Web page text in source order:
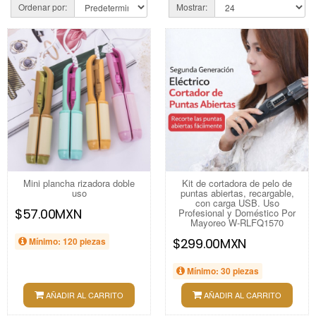
Ordenar por: Mostrar:
Mini plancha rizadora doble
uso
$57.00MXN
Mínimo: 120 piezas
AÑADIR AL CARRITO
Kit de cortadora de pelo de
puntas abiertas, recargable,
con carga USB. Uso
Profesional y Doméstico Por
Mayoreo W-RLFQ1570
$299.00MXN
Mínimo: 30 piezas
AÑADIR AL CARRITO